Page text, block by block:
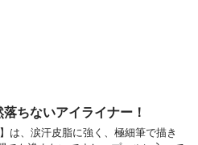
ちないアイライナー！
は、涙汗皮脂に強く、極細筆で描き